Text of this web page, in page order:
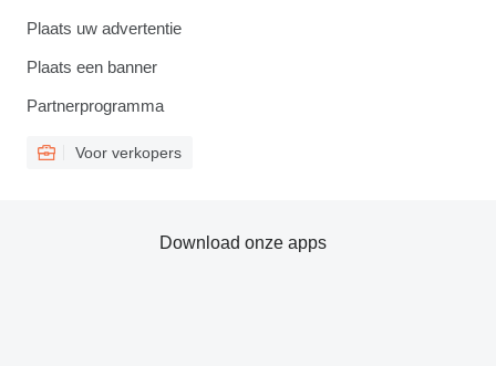
Plaats uw advertentie
Plaats een banner
Partnerprogramma
Voor verkopers
Download onze apps